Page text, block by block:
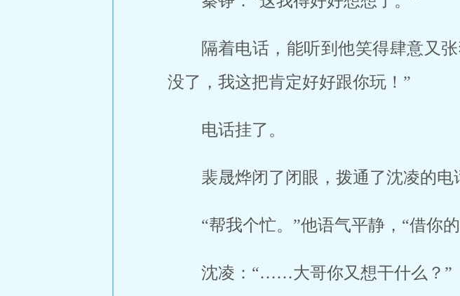
隔着电话，能听到他笑得肆意又
没了，我这把肯定好好跟你玩！”
电话挂了。
裴晟烨闭了闭眼，拨通了沈凌的电
“帮我个忙。”他语气平静，“借你
沈凌：“……大哥你又想干什么？”